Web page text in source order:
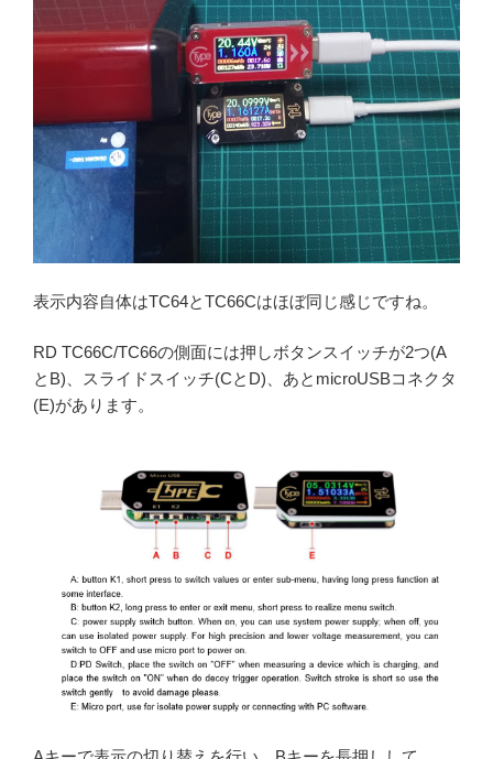
表示内容自体はTC64とTC66Cはほぼ同じ感じですね。
RD TC66C/TC66の側面には押しボタンスイッチが2つ(A
とB)、スライドスイッチ(CとD)、あとmicroUSBコネクタ
(E)があります。